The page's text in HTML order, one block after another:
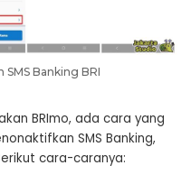
SMS Banking BRI
BRImo, ada cara yang
SMS Banking,
cara-caranya: